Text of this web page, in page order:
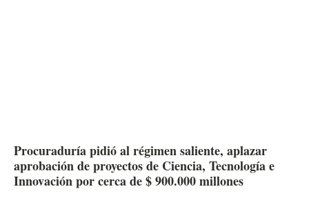
Procuraduría pidió al régimen saliente, aplazar
aprobación de proyectos de Ciencia, Tecnología e
Innovación por cerca de $ 900.000 millones